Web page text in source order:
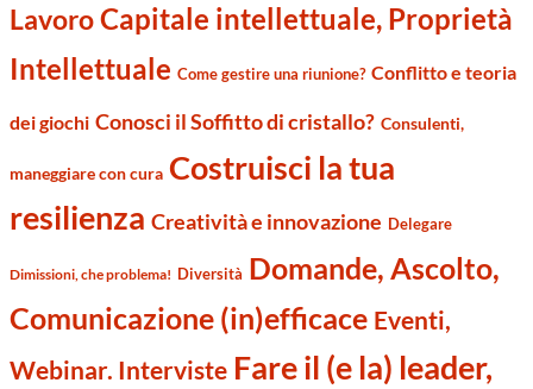
LavoroCapitale intellettuale, Proprietà
Intellettuale Come gestire una riunione? Conflitto e teoria
dei giochi Conosci il Soffitto di cristallo? Consulenti,
maneggiare con cura Costruisci la tua
resilienza Creatività e innovazione Delegare
Dimissioni, che problema! Diversità Domande, Ascolto,
Comunicazione (in)efficace Eventi,
Webinar. Interviste Fare il (e la) leader,